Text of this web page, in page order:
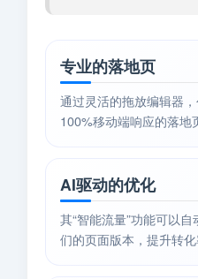
专业的落地页
通过灵活的拖放编辑器，
100%移动端响应的落地
AI驱动的优化
其“智能流量”功能可以
们的页面版本，提升转化